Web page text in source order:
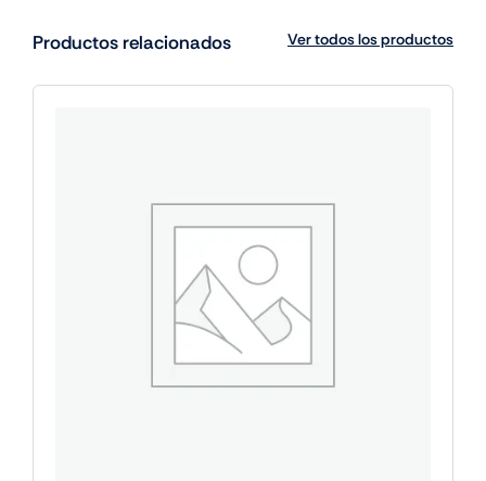
Productos relacionados Ver todos los productos